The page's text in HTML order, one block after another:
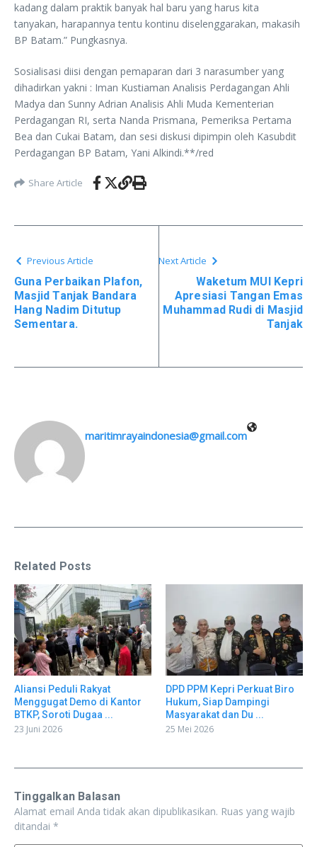
kadang dalam praktik banyak hal baru yang harus kita
tanyakan, harapannya tentu kontinu diselenggarakan, makasih
BP Batam.” Pungkasnya.
Sosialisasi diisi dengan pemaparan dari 3 narasumber yang
dihadirkan yakni : Iman Kustiaman Analisis Perdagangan Ahli
Madya dan Sunny Adrian Analisis Ahli Muda Kementerian
Perdagangan RI, serta Nanda Prismana, Pemeriksa Pertama
Bea dan Cukai Batam, dan sesi diskusi dipimpin oleh Kasubdit
Perdagangan BP Batam, Yani Alkindi.**/red
Share Article
Previous Article
Guna Perbaikan Plafon,
Masjid Tanjak Bandara
Hang Nadim Ditutup
Sementara.
Next Article
Waketum MUI Kepri
Apresiasi Tangan Emas
Muhammad Rudi di Masjid
Tanjak
maritimrayaindonesia@gmail.com
Related Posts
Aliansi Peduli Rakyat
Menggugat Demo di Kantor
BTKP, Soroti Dugaa ...
23 Juni 2026
DPD PPM Kepri Perkuat Biro
Hukum, Siap Dampingi
Masyarakat dan Du ...
25 Mei 2026
Tinggalkan Balasan
Alamat email Anda tidak akan dipublikasikan. Ruas yang wajib
ditandai *